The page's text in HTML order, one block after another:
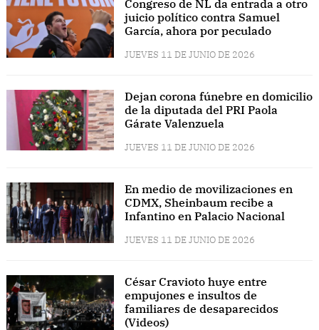
Congreso de NL da entrada a otro
juicio político contra Samuel
García, ahora por peculado
JUEVES 11 DE JUNIO DE 2026
Dejan corona fúnebre en domicilio
de la diputada del PRI Paola
Gárate Valenzuela
JUEVES 11 DE JUNIO DE 2026
En medio de movilizaciones en
CDMX, Sheinbaum recibe a
Infantino en Palacio Nacional
JUEVES 11 DE JUNIO DE 2026
César Cravioto huye entre
empujones e insultos de
familiares de desaparecidos
(Videos)